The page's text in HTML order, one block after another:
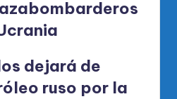
dejará de
ruso por la